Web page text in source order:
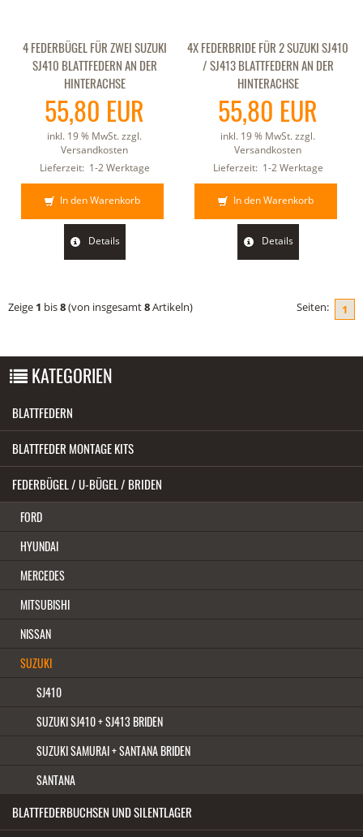
4 FEDERBÜGEL FÜR ZWEI SUZUKI
SJ410 BLATTFEDERN AN DER
HINTERACHSE
55,80 EUR
inkl. 19 % MwSt. zzgl.
Versandkosten
Lieferzeit: 1-2 Werktage
In den Warenkorb
Details
4X FEDERBRIDE FÜR 2 SUZUKI SJ410
/ SJ413 BLATTFEDERN AN DER
HINTERACHSE
55,80 EUR
inkl. 19 % MwSt. zzgl.
Versandkosten
Lieferzeit: 1-2 Werktage
In den Warenkorb
Details
Zeige 1 bis8(von insgesamt8Artikeln) Seiten: 1
KATEGORIEN
BLATTFEDERN
BLATTFEDER MONTAGE KITS
FEDERBÜGEL / U-BÜGEL / BRIDEN
FORD
HYUNDAI
MERCEDES
MITSUBISHI
NISSAN
SUZUKI
SJ410
SUZUKI SJ410 + SJ413 BRIDEN
SUZUKI SAMURAI + SANTANA BRIDEN
SANTANA
BLATTFEDERBUCHSEN UND SILENTLAGER